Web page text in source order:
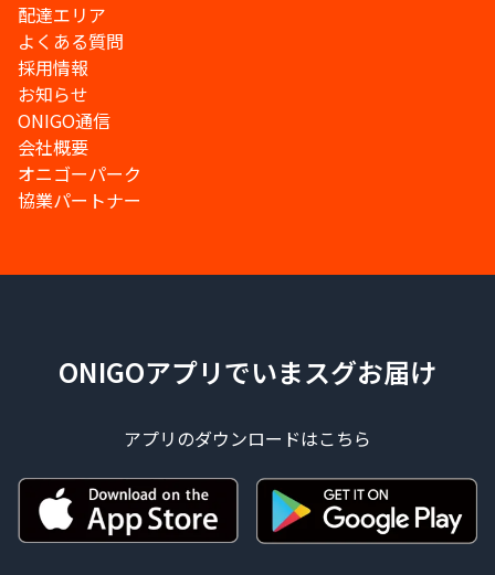
配達エリア
よくある質問
採用情報
お知らせ
ONIGO通信
会社概要
オニゴーパーク
協業パートナー
ONIGOアプリでいまスグお届け
アプリのダウンロードはこちら